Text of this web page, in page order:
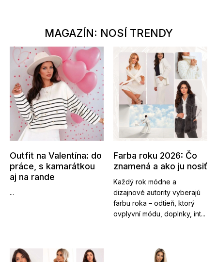
MAGAZÍN: NOSÍ TRENDY
Outfit na Valentína: do
práce, s kamarátkou
aj na rande
...
Farba roku 2026: Čo
znamená a ako ju nosiť
Každý rok módne a
dizajnové autority vyberajú
farbu roka – odtieň, ktorý
ovplyvní módu, doplnky, int...